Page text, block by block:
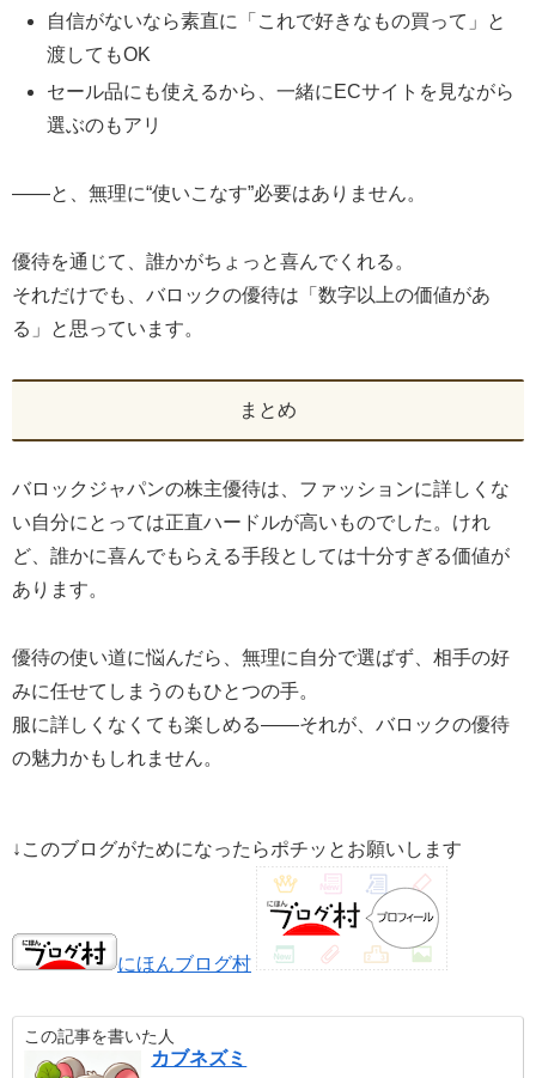
自信がないなら素直に「これで好きなもの買って」と
渡してもOK
セール品にも使えるから、一緒にECサイトを見ながら
選ぶのもアリ
――と、無理に“使いこなす”必要はありません。
優待を通じて、誰かがちょっと喜んでくれる。
それだけでも、バロックの優待は「数字以上の価値があ
る」と思っています。
まとめ
バロックジャパンの株主優待は、ファッションに詳しくな
い自分にとっては正直ハードルが高いものでした。けれ
ど、誰かに喜んでもらえる手段としては十分すぎる価値が
あります。
優待の使い道に悩んだら、無理に自分で選ばず、相手の好
みに任せてしまうのもひとつの手。
服に詳しくなくても楽しめる――それが、バロックの優待
の魅力かもしれません。
↓このブログがためになったらポチッとお願いします
にほんブログ村
この記事を書いた人
カブネズミ